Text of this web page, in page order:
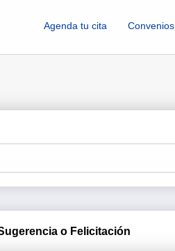
Agenda tu cita Convenios
o Felicitación